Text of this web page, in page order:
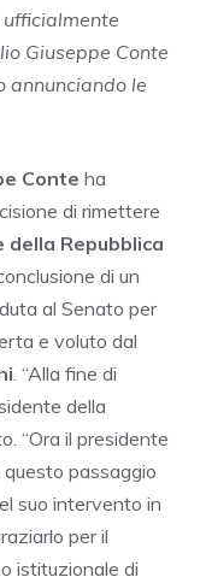
ufficialmente
Giuseppe Conte
annunciando le
Conte ha
di rimettere
Repubblica
di un
al Senato per
e voluto dal
. “Alla fine di
della
“Ora il presidente
questo passaggio
suo intervento in
per il
istituzionale di